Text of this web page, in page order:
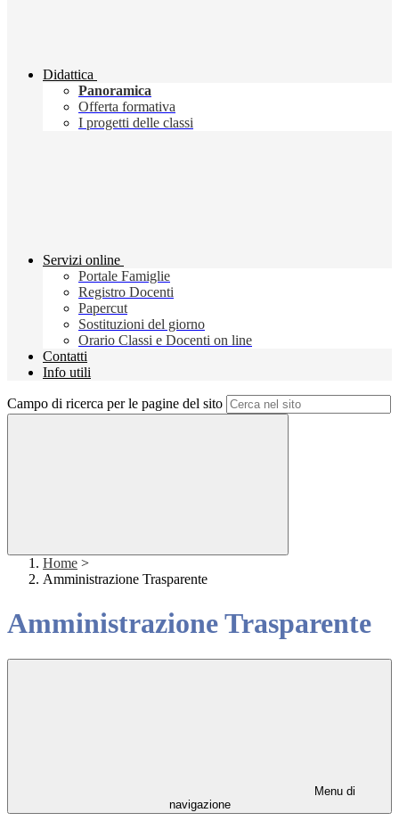
Didattica
Panoramica
Offerta formativa
I progetti delle classi
Servizi online
Portale Famiglie
Registro Docenti
Papercut
Sostituzioni del giorno
Orario Classi e Docenti on line
Contatti
Info utili
Campo di ricerca per le pagine del sito
Home >
Amministrazione Trasparente
Amministrazione Trasparente
Menu di
navigazione